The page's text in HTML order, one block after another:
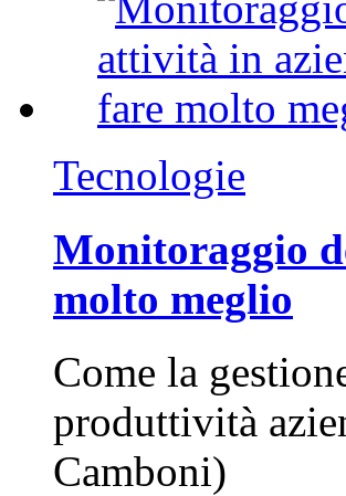
Tecnologie
Monitoraggio
molto meglio
Come la
produttività
Camboni)